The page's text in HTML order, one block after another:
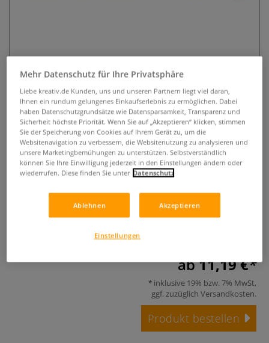
RENZO MILANI Zahneisen mit
Klüpfelkopf, 4 Zähne
0 Bewertungen
RENZO MILANI Zahneisen mit Klüpfelkopf, 4 Zähne,
handgeschmiedet, aus ausgezeichnet gehärtetem Stahl, ca.
220 mm lang. In 4 unterschiedlichen Stärken erhältlich.
ab11,19 €
inklusive 19% bzw. 7% MwSt,
ggf. zuzüglich Versandkosten.
Produkt bestellen
Mehr Datenschutz für Ihre Privatsphäre
Liebe kreativ.de Kunden, uns und unseren Partnern liegt viel daran,
Ihnen ein rundum gelungenes Einkaufserlebnis zu ermöglichen. Dabei
haben Datenschutzgrundsätze wie Datensparsamkeit, Transparenz und
Sicherheit höchste Priorität. Wenn Sie auf „Akzeptieren“ klicken, stimmen
Sie der Speicherung von Cookies auf Ihrem Gerät zu, um die
Websitenavigation zu verbessern, die Websitenutzung zu analysieren und
unsere Marketingbemühungen zu unterstützen. Selbstverständlich
können Sie Ihre Einwilligung jederzeit in den Einstellungen ändern oder
wiederrufen. Diese finden Sie unter Datenschutz
Ablehnen Akzeptieren
Einstellungen